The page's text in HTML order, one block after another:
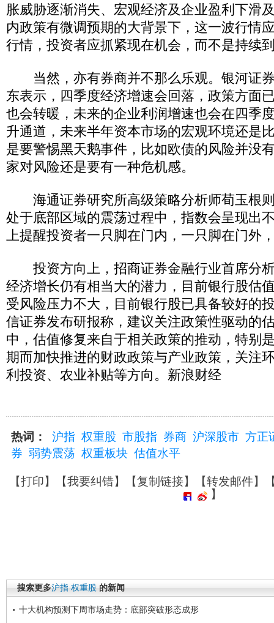
胀威胁逐渐消失、宏观经济及企业盈利下滑
内政策有微调预期的大背景下，这一波行情
行情，投资者应抓紧现在机会，而不是持续
当然，亦有券商并不那么乐观。银河证
东表示，四季度经济增速会回落，政策方面
也会转暖，未来的企业利润增速也会在四季
升通道，未来半年资本市场的宏观环境还是
是要警惕黑天鹅事件，比如欧债的风险并没
家对风险还是要有一种危机感。
海通证券研究所高级策略分析师荀玉根
处于底部区域的震荡过程中，指数会呈现出
上提醒投资者一只脚在门内，一只脚在门外
投资方向上，招商证券金融行业首席分
经济增长仍有相当大的潜力，目前银行股估
受风险压力不大，目前银行股已具备较好的
信证券发布研报称，建议关注政策性驱动的
中，估值修复来自于相关政策的推动，特别
期而加快推进的财政政策与产业政策，关注
利投资、农业补贴等方向。新浪财经
热词： 沪指 权重股 市股指 券商 沪深股市 方正
券 弱势震荡 权重板块 估值水平
【打印】【我要纠错】【复制链接】【转发邮件】
】
搜索更多沪指 权重股 的新闻
十大机构预测下周市场走势：底部突破形态成形